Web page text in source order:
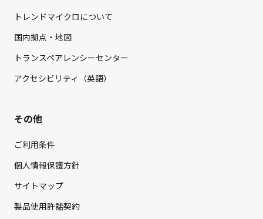
トレンドマイクロについて
国内拠点・地図
トランスペアレンシーセンター
アクセシビリティ（英語）
その他
ご利用条件
個人情報保護方針
サイトマップ
製品使用許諾契約